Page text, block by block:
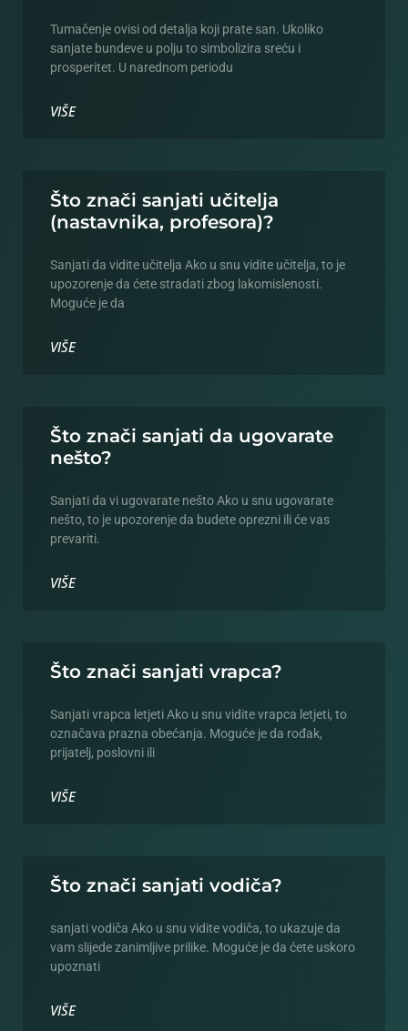
Tumačenje ovisi od detalja koji prate san. Ukoliko
sanjate bundeve u polju to simbolizira sreću i
prosperitet. U narednom periodu
VIŠE
Što znači sanjati učitelja
(nastavnika, profesora)?
Sanjati da vidite učitelja Ako u snu vidite učitelja, to je
upozorenje da ćete stradati zbog lakomislenosti.
Moguće je da
VIŠE
Što znači sanjati da ugovarate
nešto?
Sanjati da vi ugovarate nešto Ako u snu ugovarate
nešto, to je upozorenje da budete oprezni ili će vas
prevariti.
VIŠE
Što znači sanjati vrapca?
Sanjati vrapca letjeti Ako u snu vidite vrapca letjeti, to
označava prazna obećanja. Moguće je da rođak,
prijatelj, poslovni ili
VIŠE
Što znači sanjati vodiča?
sanjati vodiča Ako u snu vidite vodiča, to ukazuje da
vam slijede zanimljive prilike. Moguće je da ćete uskoro
upoznati
VIŠE